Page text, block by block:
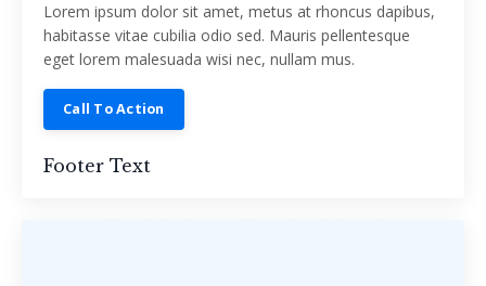
Lorem ipsum dolor sit amet, metus at rhoncus dapibus,
habitasse vitae cubilia odio sed. Mauris pellentesque
eget lorem malesuada wisi nec, nullam mus.
Call To Action
Footer Text